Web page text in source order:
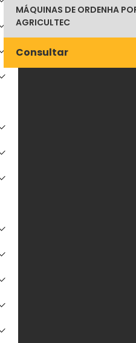
MÁQUINAS DE ORDENHA
AGRICULTEC
Consultar